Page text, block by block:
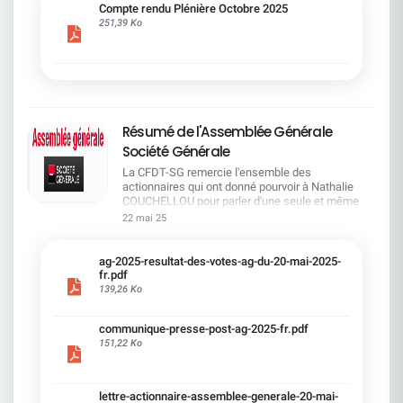
cadre du dialogue social.Bonne lecture !
Compte rendu Plénière Octobre 2025
251,39 Ko
Résumé de l'Assemblée Générale
Société Générale
La CFDT-SG remercie l'ensemble des
actionnaires qui ont donné pourvoir à Nathalie
COUCHELLOU pour parler d'une seule et même
voix.L'assemblée Générale s'est ouverte avec 4
souligné la forte amélioration en 2024 de tous les
facteurs financiers et le premier trimestre 2025
encourageant.Le Directeur Général, Slawomir
solide. Etre une banque simple et intégrée. Etre
une banque efficace. Etre une banque rentable. Le
22 mai 25
ag-2025-resultat-des-votes-ag-du-20-mai-2025-
fr.pdf
139,26 Ko
communique-presse-post-ag-2025-fr.pdf
151,22 Ko
lettre-actionnaire-assemblee-generale-20-mai-